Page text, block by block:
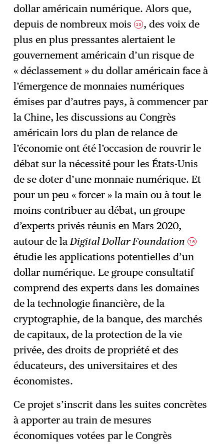
dollar américain numérique. Alors que,
depuis de nombreux mois15 , des voix de
plus en plus pressantes alertaient le
gouvernement américain d’un risque de
« déclassement » du dollar américain face à
l’émergence de monnaies numériques
émises par d’autres pays, à commencer par
la Chine, les discussions au Congrès
américain lors du plan de relance de
l’économie ont été l’occasion de rouvrir le
débat sur la nécessité pour les États-Unis
de se doter d’une monnaie numérique. Et
pour un peu « forcer » la main ou à tout le
moins contribuer au débat, un groupe
d’experts privés réunis en Mars 2020,
autour de laDigital Dollar Foundation 16
étudie les applications potentielles d’un
dollar numérique. Le groupe consultatif
comprend des experts dans les domaines
de la technologie financière, de la
cryptographie, de la banque, des marchés
de capitaux, de la protection de la vie
privée, des droits de propriété et des
éducateurs, des universitaires et des
économistes.
Ce projet s’inscrit dans les suites concrètes
à apporter au train de mesures
économiques votées par le Congrès